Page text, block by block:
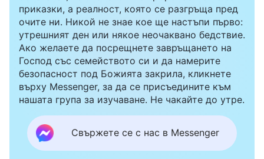
приказки, а реалност, която се разгръща пред
очите ни. Никой не знае кое ще настъпи първо:
утрешният ден или някое неочаквано бедствие.
Ако желаете да посрещнете завръщането на
Господ със семейството си и да намерите
безопасност под Божията закрила, кликнете
върху Messenger, за да се присъедините към
нашата група за изучаване. Не чакайте до утре.
Свържете се с нас в Messenger